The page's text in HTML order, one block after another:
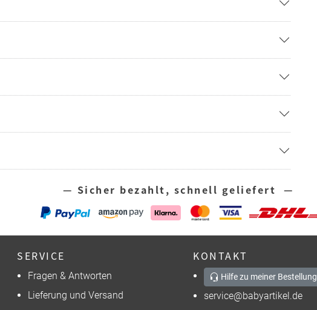
— Sicher bezahlt, schnell geliefert —
SERVICE
Fragen & Antworten
Lieferung und Versand
KONTAKT
Hilfe zu meiner Bestellung
service@babyartikel.de